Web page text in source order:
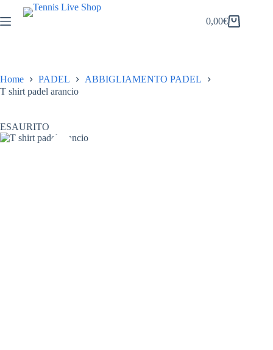
al
contenuto
Carrello
0,00€
Home PADEL
ABBIGLIAMENTO PADEL
T shirt padel arancio
ESAURITO